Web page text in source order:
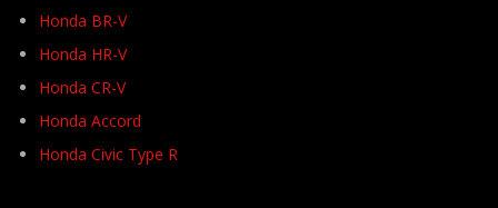
Honda BR-V
Honda HR-V
Honda CR-V
Honda Accord
Honda Civic Type R